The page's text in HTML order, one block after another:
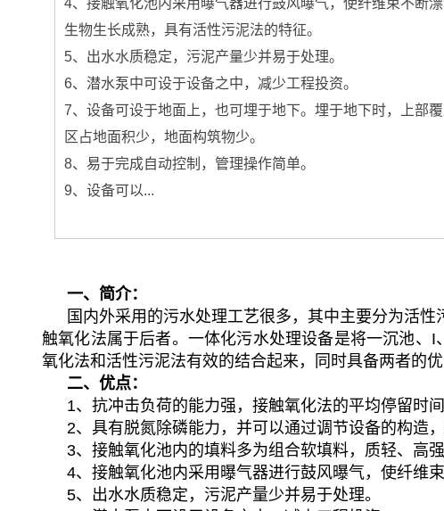
4、接触氧化池内采用曝气器进行鼓风曝气，使纤维束不断
生物生长成熟，具有活性污泥法的特征。
5、出水水质稳定，污泥产量少并易于处理。
6、潜水泵中可设于设备之中，减少工程投资。
7、设备可设于地面上，也可埋于地下。埋于地下时，上部
区占地面积少，地面构筑物少。
8、易于完成自动控制，管理操作简单。
9、设备可以...
一、简介：
国内外采用的污水处理工艺很多，其中主要分为活
触氧化法属于后者。一体化污水处理设备是将一沉池、
氧化法和活性污泥法有效的结合起来，同时具备两者的
二、优点：
1、抗冲击负荷的能力强，接触氧化法的平均停留时间
2、具有脱氮除磷能力，并可以通过调节设备的构造
3、接触氧化池内的填料多为组合软填料，质轻、高
4、接触氧化池内采用曝气器进行鼓风曝气，使纤维
5、出水水质稳定，污泥产量少并易于处理。